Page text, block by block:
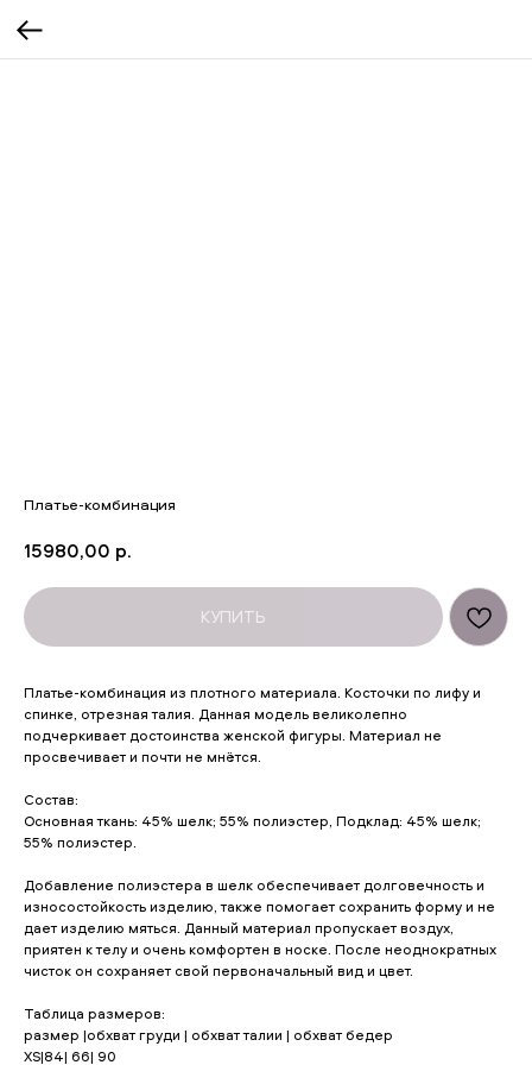
Платье-комбинация
15980,00 р.
КУПИТЬ
Платье-комбинация из плотного материала. Косточки по лифу и
спинке, отрезная талия. Данная модель великолепно
подчеркивает достоинства женской фигуры. Материал не
просвечивает и почти не мнётся.
Состав:
Основная ткань: 45% шелк; 55% полиэстер, Подклад: 45% шелк;
55% полиэстер.
Добавление полиэстера в шелк обеспечивает долговечность и
износостойкость изделию, также помогает сохранить форму и не
дает изделию мяться. Данный материал пропускает воздух,
приятен к телу и очень комфортен в носке. После неоднократных
чисток он сохраняет свой первоначальный вид и цвет.
Таблица размеров:
размер |обхват груди | обхват талии | обхват бедер
XS|84| 66| 90